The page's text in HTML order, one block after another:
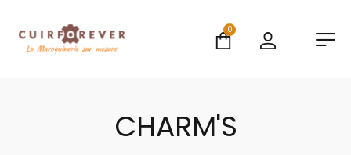
0
CHARM'S